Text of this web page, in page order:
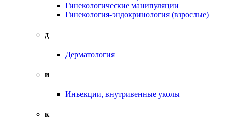
Гинекологические манипуляции
Гинекология-эндокринология (взрослые)
д
Дерматология
и
Инъекции, внутривенные уколы
к